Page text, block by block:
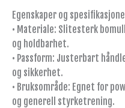
Egenskaper og
• Materiale: Slitesterk
og holdbarhet.
• Passform: Justerbart
og sikkerhet.
• Bruksområde: Egnet for
og generell styrketrening.